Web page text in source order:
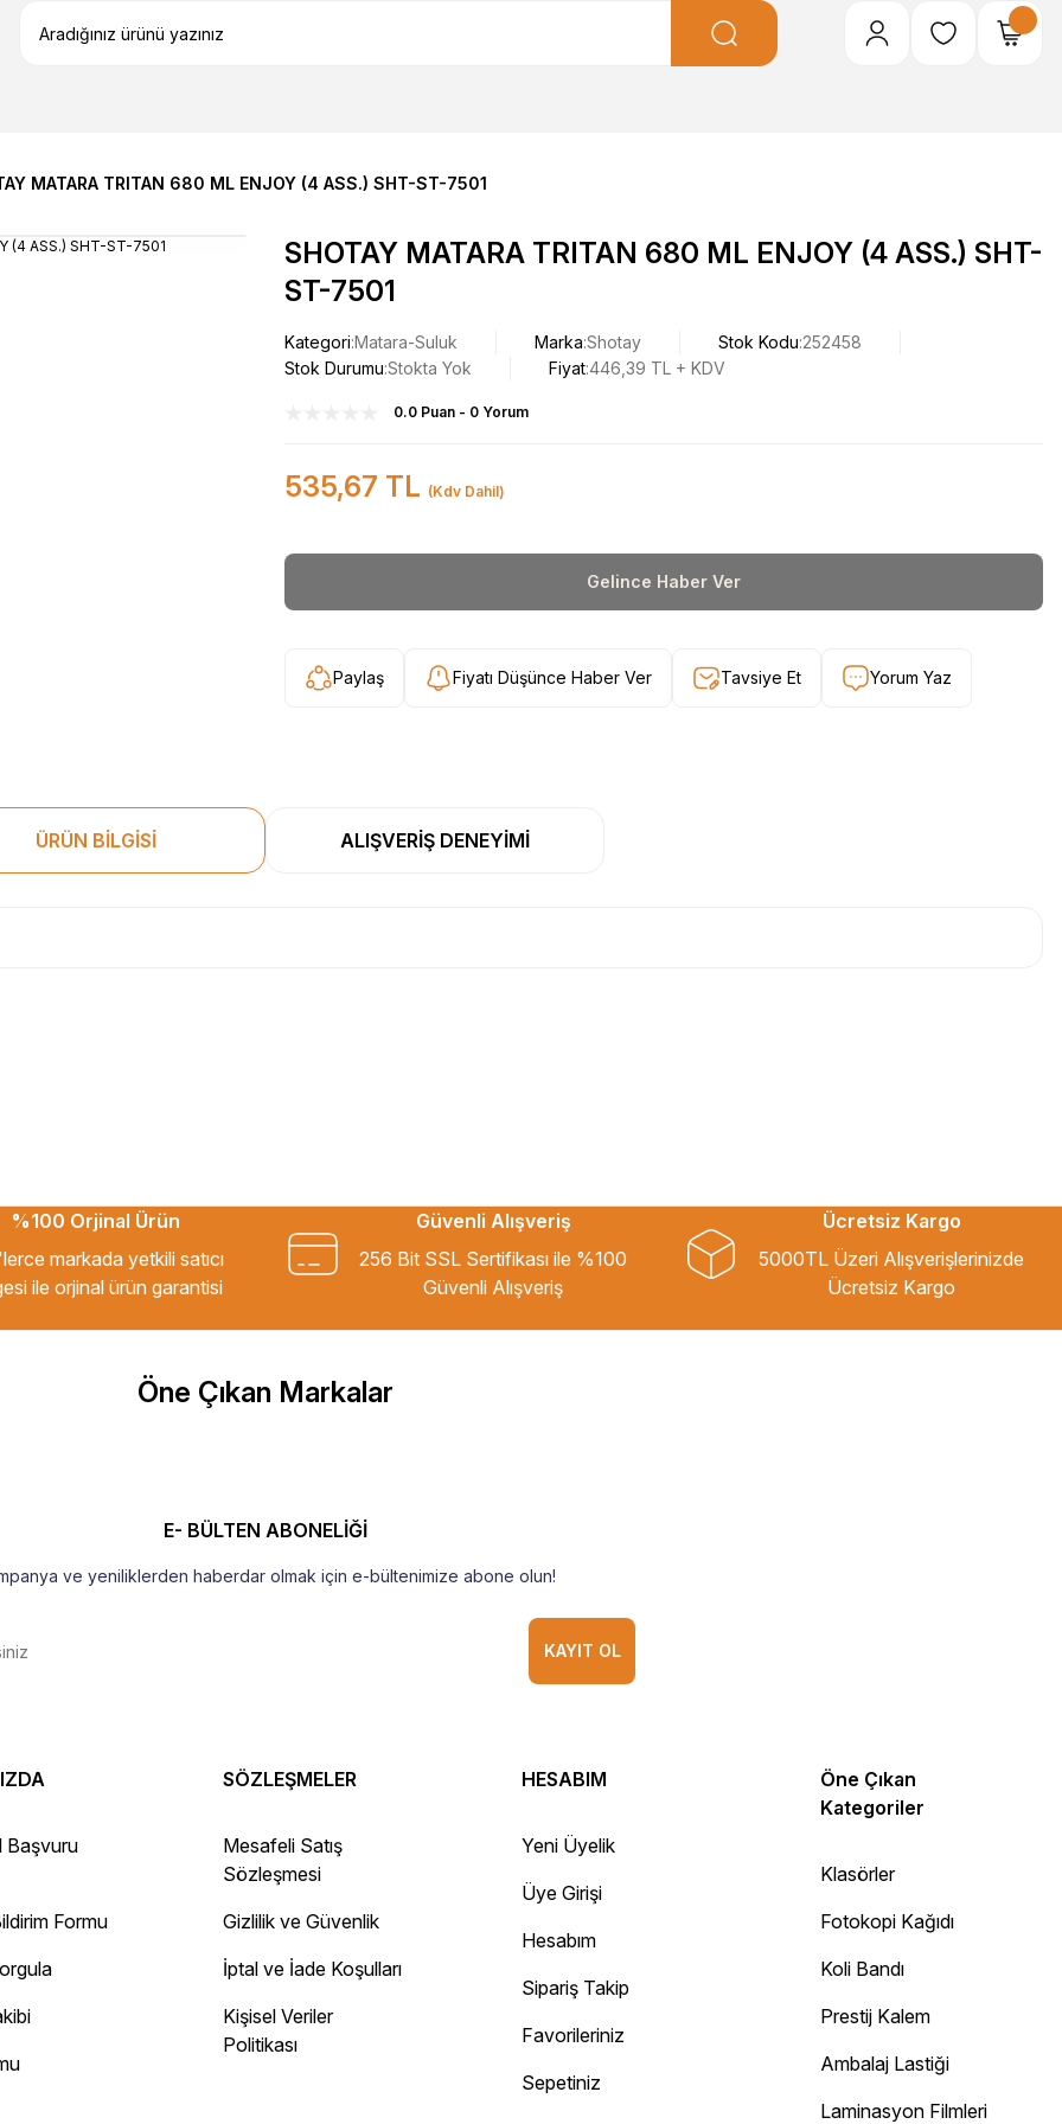
MATARA TRITAN 680 ML ENJOY (4 ASS.) SHT-ST-7501
SHOTAY MATARA TRITAN 680 ML ENJOY (4 ASS.) SHT-
ST-7501
Kategori Matara-Suluk Marka Shotay Stok Kodu 252458
Stok Durumu Stokta Yok Fiyat446,39 TL + KDV
0.0 Puan - 0 Yorum
535,67 TL (Kdv Dahil)
Gelince Haber Ver
Paylaş Fiyatı Düşünce Haber Ver Tavsiye Et Yorum Yaz
ÜRÜN BİLGİSİ ALIŞVERİŞ DENEYİMİ
ederim.
ederim.
site
%100 Orjinal Ürün
markada yetkili satıcı
ile orjinal ürün garantisi
Güvenli Alışveriş
256 Bit SSL Sertifikası ile %100
Güvenli Alışveriş
Ücretsiz Kargo
5000TL Üzeri Alışverişlerinizde
Ücretsiz Kargo
Öne Çıkan Markalar
E- BÜLTEN ABONELİĞİ
ve yeniliklerden haberdar olmak için e-bültenimize abone olun!
KAYIT OL
Başvuru
Formu
SÖZLEŞMELER
Mesafeli Satış
Sözleşmesi
Gizlilik ve Güvenlik
İptal ve İade Koşulları
Kişisel Veriler
Politikası
HESABIM
Yeni Üyelik
Üye Girişi
Hesabım
Sipariş Takip
Favorileriniz
Sepetiniz
Öne Çıkan
Kategoriler
Klasörler
Fotokopi Kağıdı
Koli Bandı
Prestij Kalem
Ambalaj Lastiği
Laminasyon Filmleri